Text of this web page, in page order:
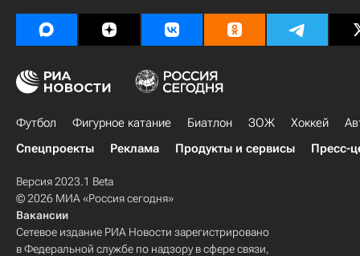
Футбол Фигурное катание Биатлон ЗОЖ Хоккей
Спецпроекты
Реклама Продукты и сервисы Пресс-
Версия 2023.1 Beta
© 2026 МИА «Россия сегодня»
Вакансии
Сетевое издание РИА Новости зарегистрировано
в Федеральной службе по надзору в сфере связи,